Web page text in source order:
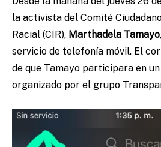
la activista del Comité
Racial (CIR), Marthadela Tamayo
servicio de telefonía móvil. El
de que Tamayo participara en
organizado por el grupo